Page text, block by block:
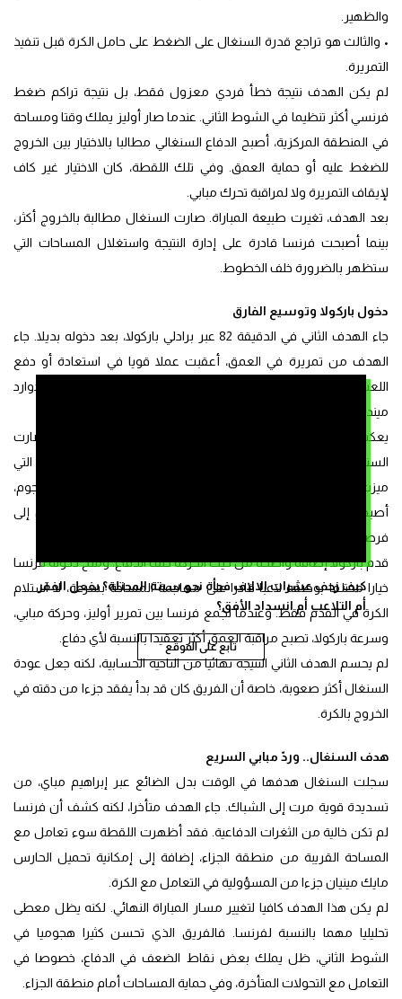
كيف زحف عشرات الالاف فجأة نحو سبتة المحتلة؟ بفعل الفقر
أم التلاعب أم انسداد الأفق؟
تابع على الموقع
والظهير.
• والثالث هو تراجع قدرة السنغال على الضغط على حامل الكرة قبل تنفيذ
التمريرة.
لم يكن الهدف نتيجة خطأ فردي معزول فقط، بل نتيجة تراكم ضغط
فرنسي أكثر تنظيما في الشوط الثاني. عندما صار أوليز يملك وقتا ومساحة
في المنطقة المركزية، أصبح الدفاع السنغالي مطالبا بالاختيار بين الخروج
للضغط عليه أو حماية العمق. وفي تلك اللقطة، كان الاختيار غير كاف
لإيقاف التمريرة ولا لمراقبة تحرك مبابي.
بعد الهدف، تغيرت طبيعة المباراة. صارت السنغال مطالبة بالخروج أكثر،
بينما أصبحت فرنسا قادرة على إدارة النتيجة واستغلال المساحات التي
ستظهر بالضرورة خلف الخطوط.
دخول باركولا وتوسيع الفارق
جاء الهدف الثاني في الدقيقة 82 عبر برادلي باركولا، بعد دخوله بديلا. جاء
الهدف من تمريرة في العمق، أعقبت عملا قويا في استعادة أو دفع
اللعب
، ثم تحرك باركولا في المساحة وإنهاء الهجمة أمام إدوارد
ميندي.
يعكس هذا الهدف ما تغير في المباراة بعد تقدم فرنسا. فقد صارت
السنغال أكثر امتدادا، وأقل قدرة على الحفاظ على المسافات الضيقة التي
ميزت شوطها الأول. ومع وجود لاعبين فرنسيين سريعين في الهجوم،
أصبح كل فقدان للكرة في الوسط أو في بداية البناء قابلا للتحول إلى
فرصة مباشرة.
قدم باركولا إضافة واضحة من حيث الحركة خلف الدفاع. ومنح دخوله فرنسا
خيارا مختلفا بوصفه لاعبا قادرا على مهاجمة المساحة بسرعة، لا استلام
الكرة في القدم فقط. وعندما تجمع فرنسا بين تمرير أوليز، وحركة مبابي،
وسرعة باركولا، تصبح مراقبة العمق أكثر تعقيدا بالنسبة لأي دفاع.
لم يحسم الهدف الثاني النتيجة نهائيا من الناحية الحسابية، لكنه جعل عودة
السنغال أكثر صعوبة، خاصة أن الفريق كان قد بدأ يفقد جزءا من دقته في
الخروج بالكرة.
هدف السنغال.. وردّ مبابي السريع
سجلت السنغال هدفها في الوقت بدل الضائع عبر إبراهيم مباي، من
تسديدة قوية مرت إلى الشباك. جاء الهدف متأخرا، لكنه كشف أن فرنسا
لم تكن خالية من الثغرات الدفاعية. فقد أظهرت اللقطة سوء تعامل مع
المساحة القريبة من منطقة الجزاء، إضافة إلى إمكانية تحميل الحارس
مايك مينيان جزءا من المسؤولية في التعامل مع الكرة.
لم يكن هذا الهدف كافيا لتغيير مسار المباراة النهائي. لكنه يظل معطى
تحليليا مهما بالنسبة لفرنسا. فالفريق الذي تحسن كثيرا هجوميا في
الشوط الثاني، ظل يملك بعض نقاط الضعف في الدفاع، خصوصا في
التعامل مع التحولات المتأخرة، وفي حماية المساحات أمام منطقة الجزاء.